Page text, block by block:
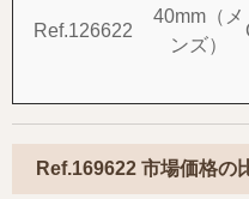
Ref.126622
40mm（メ
ンズ）
Ref.169622 市場価格の